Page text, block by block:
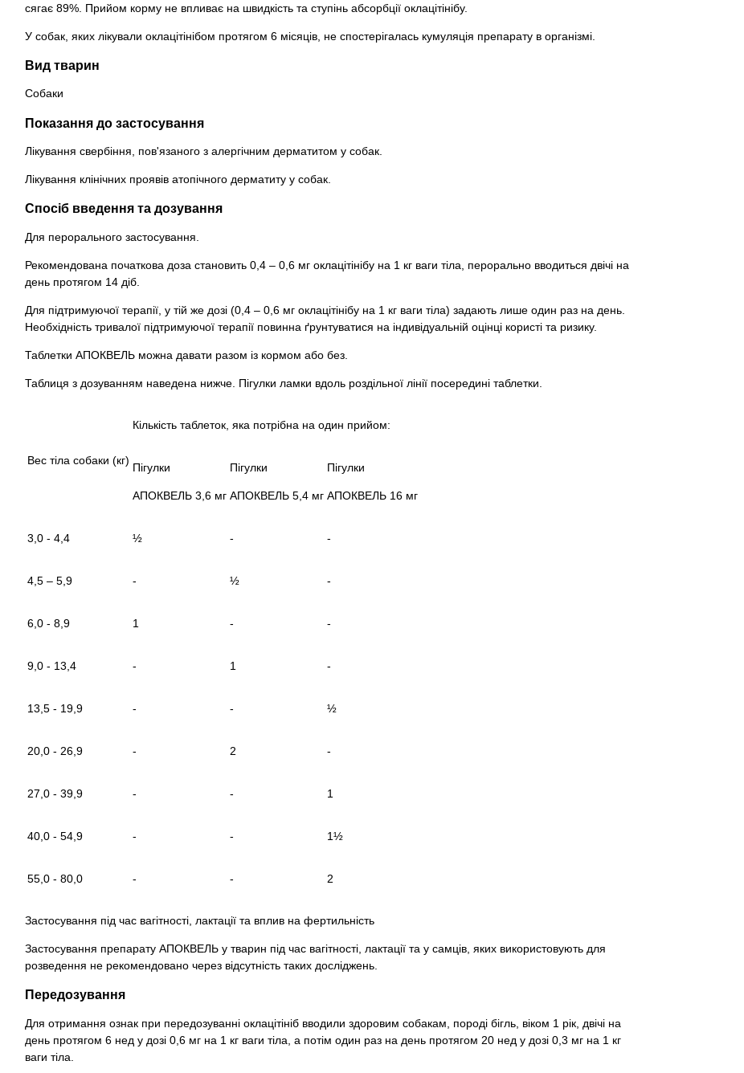
сягає 89%. Прийом корму не впливає на швидкість та ступінь абсорбції оклацітінібу.
У собак, яких лікували оклацітінібом протягом 6 місяців, не спостерігалась кумуляція препарату в організмі.
Вид тварин
Собаки
Показання до застосування
Лікування свербіння, пов'язаного з алергічним дерматитом у собак.
Лікування клінічних проявів атопічного дерматиту у собак.
Спосіб введення та дозування
Для перорального застосування.
Рекомендована початкова доза становить 0,4 – 0,6 мг оклацітінібу на 1 кг ваги тіла, перорально вводиться двічі на
день протягом 14 діб.
Для підтримуючої терапії, у тій же дозі (0,4 – 0,6 мг оклацітінібу на 1 кг ваги тіла) задають лише один раз на день.
Необхідність тривалої підтримуючої терапії повинна ґрунтуватися на індивідуальній оцінці користі та ризику.
Таблетки АПОКВЕЛЬ можна давати разом із кормом або без.
Таблиця з дозуванням наведена нижче. Пігулки ламки вдоль роздільної лінії посередині таблетки.
Вес тіла собаки (кг)
Кількість таблеток, яка потрібна на один прийом:
Пігулки
АПОКВЕЛЬ 3,6 мг
Пігулки
АПОКВЕЛЬ 5,4 мг
Пігулки
АПОКВЕЛЬ 16 мг
3,0 - 4,4 ½ - -
4,5 – 5,9 - ½ -
6,0 - 8,9 1 - -
9,0 - 13,4 - 1 -
13,5 - 19,9 - - ½
20,0 - 26,9 - 2 -
27,0 - 39,9 - - 1
40,0 - 54,9 - - 1½
55,0 - 80,0 - - 2
Застосування під час вагітності, лактації та вплив на фертильність
Застосування препарату АПОКВЕЛЬ у тварин під час вагітності, лактації та у самців, яких використовують для
розведення не рекомендовано через відсутність таких досліджень.
Передозування
Для отримання ознак при передозуванні оклацітініб вводили здоровим собакам, породі бігль, віком 1 рік, двічі на
день протягом 6 нед у дозі 0,6 мг на 1 кг ваги тіла, а потім один раз на день протягом 20 нед у дозі 0,3 мг на 1 кг
ваги тіла.